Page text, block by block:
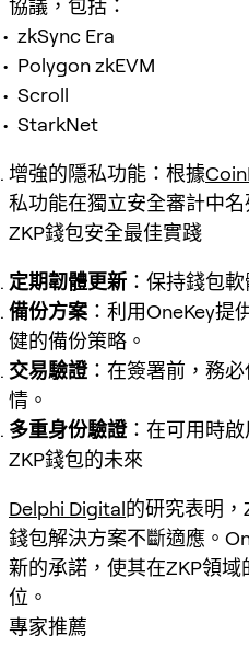
協議，包括：
zkSync Era
Polygon zkEVM
Scroll
StarkNet
增強的隱私功能 ：根據
私功能在獨立安全審計中名
ZKP錢包安全最佳實踐
定期韌體更新 ：保持錢包
備份方案 ：利用OneKey提
健的備份策略。
交易驗證：在簽署前，務必
情。
多重身份驗證：在可用時啟
ZKP錢包的未來
Delphi Digital的研究表明
錢包解決方案不斷適應。
新的承諾，使其在ZKP領
位。
專家推薦